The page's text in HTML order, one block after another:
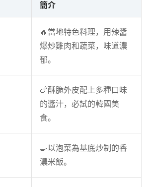
簡介
🔥當地特色料理，用辣醬
爆炒雞肉和蔬菜，味道濃
郁。
🍗酥脆外皮配上多種口味
的醬汁，必試的韓國美
食。
🍳以泡菜為基底炒制的香
濃米飯。